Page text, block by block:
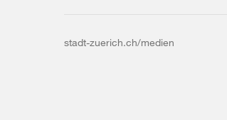
stadt-zuerich.ch/medien